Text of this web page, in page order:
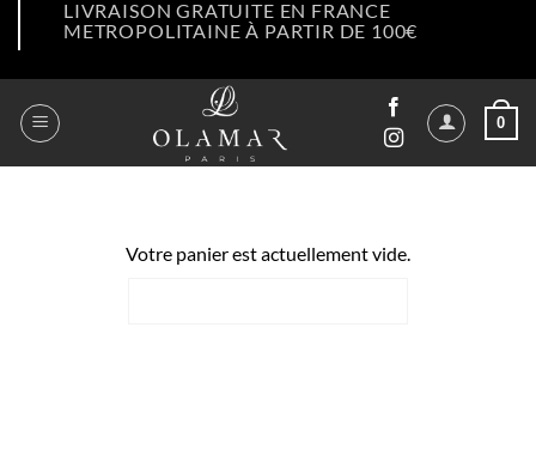
contenu
LIVRAISON GRATUITE EN FRANCE
METROPOLITAINE À PARTIR DE 100€
0
Votre panier est actuellement vide.